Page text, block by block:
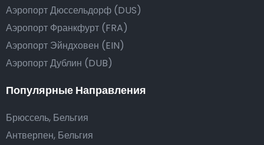
Аэропорт Дюссельдорф (DUS)
Аэропорт Франкфурт (FRA)
Аэропорт Эйндховен (EIN)
Аэропорт Дублин (DUB)
Популярные Направления
Брюссель, Бельгия
Антверпен, Бельгия